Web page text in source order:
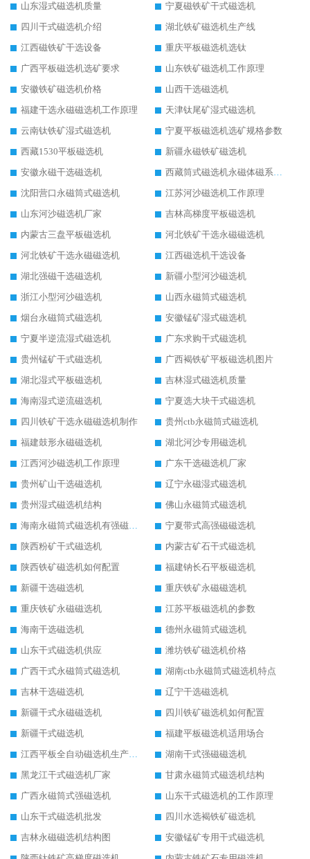
山东湿式磁选机质量
宁夏磁铁矿干式磁选机
四川干式磁选机介绍
湖北铁矿磁选机生产线
江西磁铁矿干选设备
重庆平板磁选机选钛
广西平板磁选机选矿要求
山东铁矿磁选机工作原理
安徽铁矿磁选机价格
山西干选磁选机
福建干选永磁磁选机工作原理
天津钛尾矿湿式磁选机
云南钛铁矿湿式磁选机
宁夏平板磁选机选矿规格参数
西藏1530平板磁选机
新疆永磁铁矿磁选机
安徽永磁干选磁选机
西藏筒式磁选机永磁体磁系设计
沈阳营口永磁筒式磁选机
江苏河沙磁选机工作原理
山东河沙磁选机厂家
吉林高梯度平板磁选机
内蒙古三盘平板磁选机
河北铁矿干选永磁磁选机
河北铁矿干选永磁磁选机
江西磁选机干选设备
湖北强磁干选磁选机
新疆小型河沙磁选机
浙江小型河沙磁选机
山西永磁筒式磁选机
烟台永磁筒式磁选机
安徽锰矿湿式磁选机
宁夏半逆流湿式磁选机
广东求购干式磁选机
贵州锰矿干式磁选机
广西褐铁矿平板磁选机图片
湖北湿式平板磁选机
吉林湿式磁选机质量
海南湿式逆流磁选机
宁夏选大块干式磁选机
四川铁矿干选永磁磁选机制作
贵州ctb永磁筒式磁选机
福建鼓形永磁磁选机
湖北河沙专用磁选机
江西河沙磁选机工作原理
广东干选磁选机厂家
贵州矿山干选磁选机
辽宁永磁湿式磁选机
贵州湿式磁选机结构
佛山永磁筒式磁选机
海南永磁筒式磁选机有强磁的吗
宁夏带式高强磁磁选机
陕西粉矿干式磁选机
内蒙古矿石干式磁选机
陕西铁矿磁选机如何配置
福建钠长石平板磁选机
新疆干选磁选机
重庆铁矿永磁磁选机
重庆铁矿永磁磁选机
江苏平板磁选机的参数
海南干选磁选机
德州永磁筒式磁选机
山东干式磁选机供应
潍坊铁矿磁选机价格
广西干式永磁筒式磁选机
湖南ctb永磁筒式磁选机特点
吉林干选磁选机
辽宁干选磁选机
新疆干式永磁磁选机
四川铁矿磁选机如何配置
新疆干式磁选机
福建平板磁选机适用场合
江西平板全自动磁选机生产厂家
湖南干式强磁磁选机
黑龙江干式磁选机厂家
甘肃永磁筒式磁选机结构
广西永磁筒式强磁选机
山东干式磁选机的工作原理
山东干式磁选机批发
四川水选褐铁矿磁选机
吉林永磁磁选机结构图
安徽锰矿专用干式磁选机